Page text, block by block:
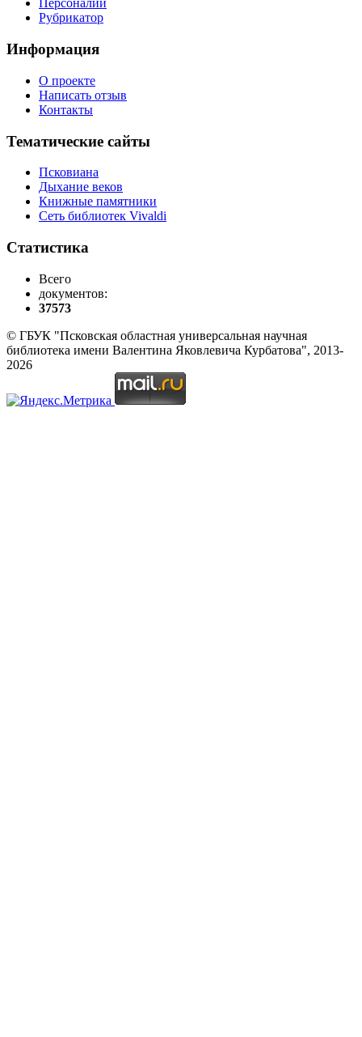
Персоналии
Рубрикатор
Информация
О проекте
Написать отзыв
Контакты
Тематические сайты
Псковиана
Дыхание веков
Книжные памятники
Сеть библиотек Vivaldi
Статистика
Всего
документов:
37573
© ГБУК "Псковская областная универсальная научная
библиотека имени Валентина Яковлевича Курбатова", 2013-
2026